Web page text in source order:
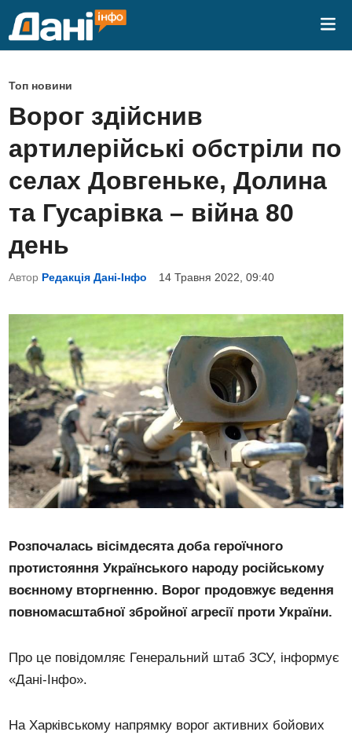
P
o
s
t
e
d
n
Топ новини
Ворог здійснив
артилерійські обстріли по
селах Довгеньке, Долина
та Гусарівка – війна 80
день
Автор Редакція Дані-Інфо 14 Травня 2022, 09:40
Розпочалась вісімдесята доба героїчного
протистояння Українського народу російському
воєнному вторгненню. Ворог продовжує ведення
повномасштабної збройної агресії проти України.
Про це повідомляє Генеральний штаб ЗСУ, інформує
«Дані-Інфо».
На Харківському напрямку ворог активних бойових